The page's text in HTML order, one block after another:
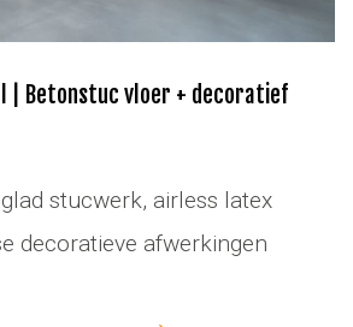
| Betonstuc vloer + decoratief
stucwerk, airless latex
decoratieve afwerkingen